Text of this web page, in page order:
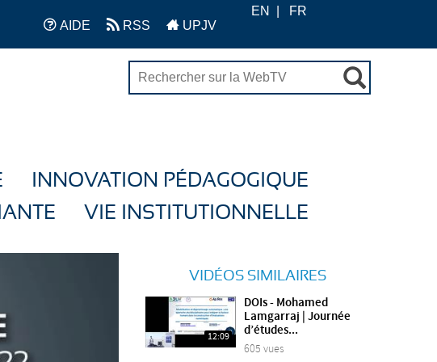
AIDE RSS UPJV
EN FR
INNOVATION PÉDAGOGIQUE
VIE INSTITUTIONNELLE
VIDÉOS SIMILAIRES
12:09
DOIs - Mohamed
Lamgarraj | Journée
d’études...
605 vues